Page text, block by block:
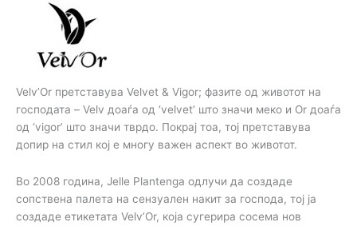
Velv’Or претставува Velvet & Vigor; фазите од животот на
господата – Velv доаѓа од ‘velvet’ што значи меко и Or доаѓа
од ‘vigor’ што значи тврдо. Покрај тоа, тој претставува
допир на стил кој е многу важен аспект во животот.
Во 2008 година, Jelle Plantenga одлучи да создаде
сопствена палета на сензуален накит за господа, тој ја
создаде етикетата Velv’Or, која сугерира сосема нов